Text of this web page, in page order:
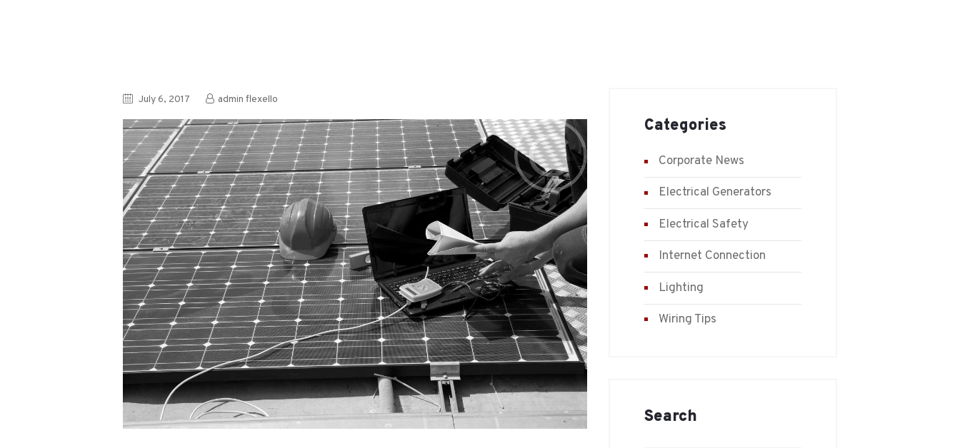
July 6, 2017 admin flexello
Categories
Corporate News
Electrical Generators
Electrical Safety
Internet Connection
Lighting
Wiring Tips
Search